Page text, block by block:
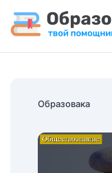
Образовака